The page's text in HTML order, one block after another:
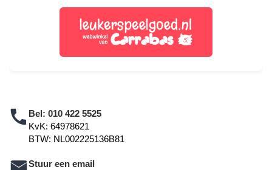
Bel: 010 422 5525
KvK: 64978621
BTW: NL002225136B81
Stuur een email